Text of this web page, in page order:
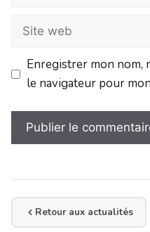
Enregistrer mon nom,
le navigateur pour
Retour aux actualités